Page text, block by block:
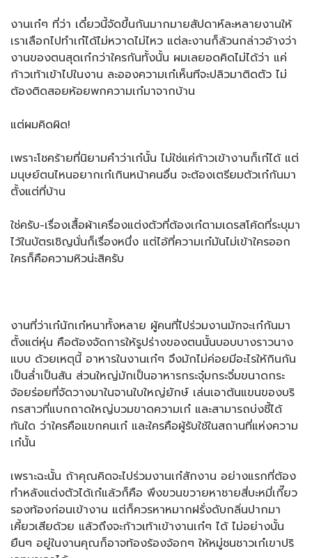
งานเก๋ๆ ที่ว่า เดี๋ยวนี้จัดขึ้นกันมากมายสัปดาห์ละหลายงานให้
เราเลือกไปทำเก๋ได้ไม่หวาดไม่ไหว แต่ละงานก็ล้วนกล่าวอ้างว่า
งานของตนสุดเก๋กว่าใครกันทั้งนั้น ผมเลยอดคิดไม่ได้ว่า แค่
ก้าวเท้าเข้าไปในงาน ละอองความเก๋เห็นทีจะปลิวมาติดตัว ไม่
ต้องติดสอยห้อยพกความเก๋มาจากบ้าน
แต่ผมคิดผิด!
เพราะโชคร้ายที่นิยามคำว่าเก๋นั้น ไม่ใช่แค่ก้าวเข้างานก็เก๋ได้ แต่
มนุษย์ตนไหนอยากเก๋เกินหน้าคนอื่น จะต้องเตรียมตัวเก๋กันมา
ตั้งแต่ที่บ้าน
ใช่ครับ-เรื่องเสื้อผ้าเครื่องแต่งตัวที่ต้องเก๋ตามเดรสโค้ดที่ระบุมา
ไว้ในบัตรเชิญนั่นก็เรื่องหนึ่ง แต่ไอ้ที่ความเก๋มันไม่เข้าใครออก
ใครก็คือความหิวน่ะสิครับ
งานที่ว่าเก๋นักเก๋หนาทั้งหลาย ผู้คนที่ไปร่วมงานมักจะเก๋กันมา
ตั้งแต่หุ่น คือต้องจัดการให้รูปร่างของตนนั้นบอบบางราวนาง
แบบ ด้วยเหตุนี้ อาหารในงานเก๋ๆ จึงมักไม่ค่อยมีอะไรให้กินกัน
เป็นล่ำเป็นสัน ส่วนใหญ่มักเป็นอาหารกระจุ๋มกระจิ๋มขนาดกระ
จ้อยร่อยที่จัดวางมาในจานใบใหญ่ยักษ์ เล่นเอาต้นแขนของบริ
กรสาวที่แบกถาดใหญ่บวมขาดความเก๋ และสามารถบ่งชี้ได้
ทันใด ว่าใครคือแขกคนเก๋ และใครคือผู้รับใช้ในสถานที่แห่งความ
เก๋นั้น
เพราะฉะนั้น ถ้าคุณคิดจะไปร่วมงานเก๋สักงาน อย่างแรกที่ต้อง
ทำหลังแต่งตัวได้เก๋แล้วก็คือ พึงขวนขวายหาชายสี่บะหมี่เกี๊ยว
รองท้องก่อนเข้างาน แต่ก็ควรหาหมากฝรั่งดับกลิ่นปากมา
เคี้ยวเสียด้วย แล้วถึงจะก้าวเท้าเข้างานเก๋ๆ ได้ ไม่อย่างนั้น
ยืนๆ อยู่ในงานคุณก็อาจท้องร้องจ้อกๆ ให้หมู่ชนชาวเก๋เขาปริ